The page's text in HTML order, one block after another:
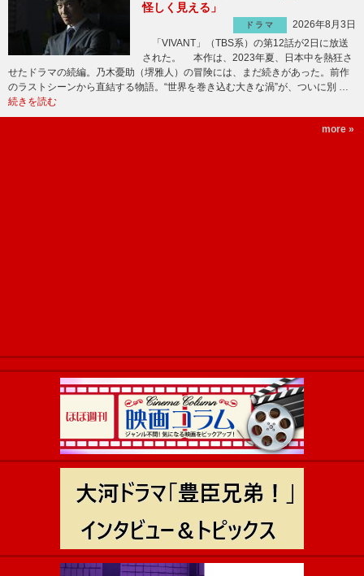
怪しく見える」
ドラマ
2026年8月3日
「VIVANT」（TBS系）の第12話が2日に放送
された。 本作は、2023年夏、日本中を熱狂さ
せたドラマの続編。乃木憂助（堺雅人）の冒険には、まだ続きがあった。前作
のラストシーンから直結する物語。“世界を巻き込む大きな渦”が、ついに別 …
続きを読む
more »